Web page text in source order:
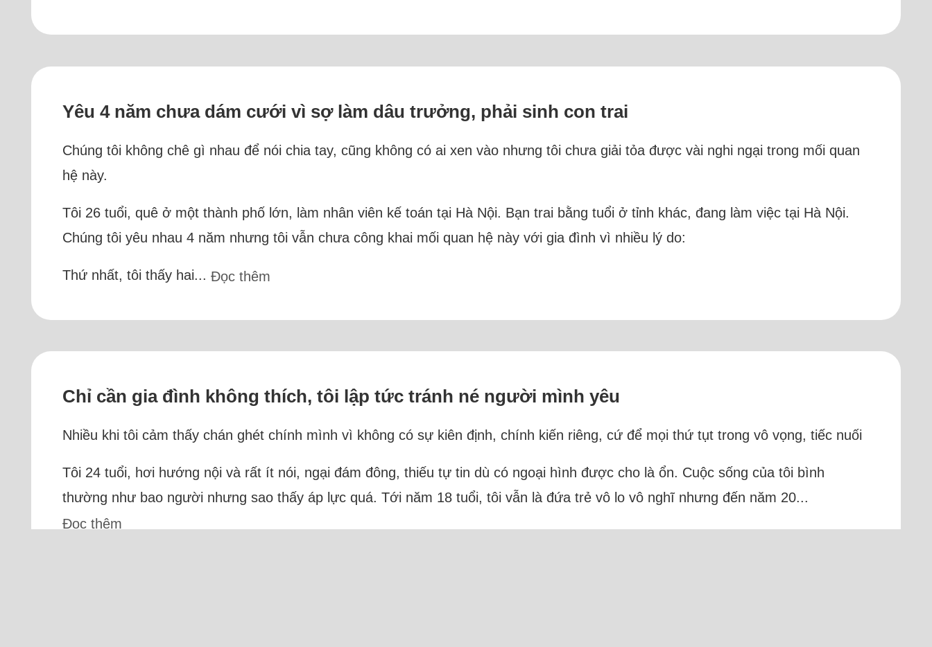
Yêu 4 năm chưa dám cưới vì sợ làm dâu trưởng, phải sinh con trai
Chúng tôi không chê gì nhau để nói chia tay, cũng không có ai xen vào nhưng tôi chưa giải tỏa được vài nghi ngại trong mối quan
hệ này.
Tôi 26 tuổi, quê ở một thành phố lớn, làm nhân viên kế toán tại Hà Nội. Bạn trai bằng tuổi ở tỉnh khác, đang làm việc tại Hà Nội.
Chúng tôi yêu nhau 4 năm nhưng tôi vẫn chưa công khai mối quan hệ này với gia đình vì nhiều lý do:
Thứ nhất, tôi thấy hai...Đọc thêm
Chỉ cần gia đình không thích, tôi lập tức tránh né người mình yêu
Nhiều khi tôi cảm thấy chán ghét chính mình vì không có sự kiên định, chính kiến riêng, cứ để mọi thứ tụt trong vô vọng, tiếc nuối
Tôi 24 tuổi, hơi hướng nội và rất ít nói, ngại đám đông, thiếu tự tin dù có ngoại hình được cho là ổn. Cuộc sống của tôi bình
thường như bao người nhưng sao thấy áp lực quá. Tới năm 18 tuổi, tôi vẫn là đứa trẻ vô lo vô nghĩ nhưng đến năm 20...
Đọc thêm